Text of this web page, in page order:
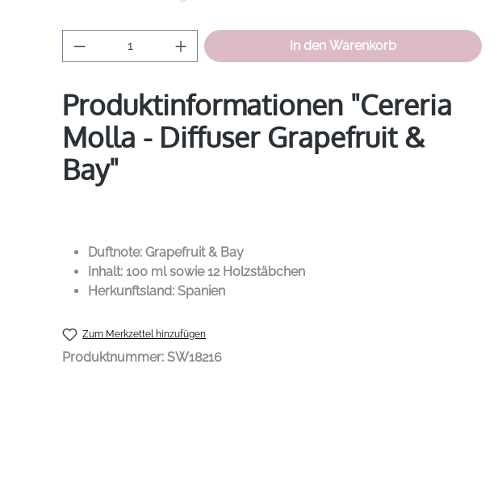
Produkt Anzahl: Gib den gewünschten Wert
In den Warenkorb
Produktinformationen "Cereria
Molla - Diffuser Grapefruit &
Bay"
Duftnote: Grapefruit & Bay
Inhalt: 100 ml sowie 12 Holzstäbchen
Herkunftsland: Spanien
Zum Merkzettel hinzufügen
Produktnummer: SW18216